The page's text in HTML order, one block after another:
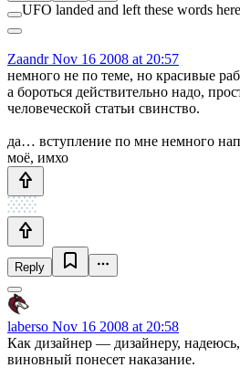
UFO landed and left these words here
ZaandrNov 16 2008 at 20:57
немного не по теме, но красивые
а бороться действительно надо,
человеческой статьи свинство.
да… вступление по мне немного
моё, имхо
Reply
laberso Nov 16 2008 at 20:58
Как дизайнер — дизайнеру,
виновный понесет наказание.